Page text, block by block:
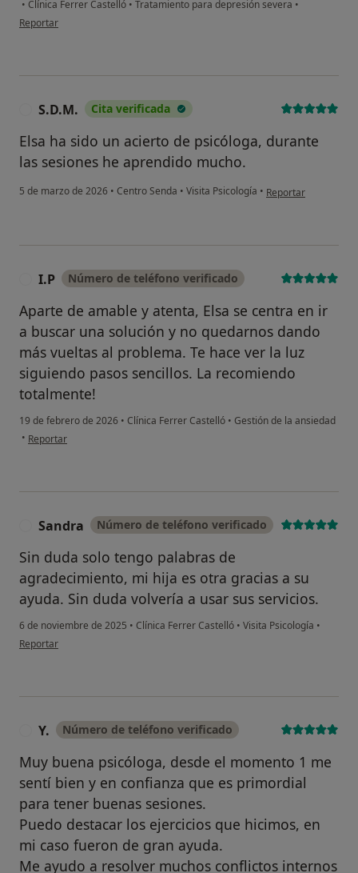
• Clínica Ferrer Castelló • Tratamiento para depresión severa •
en opinión del usuario F.O.
Reportar
S.D.M. Cita verificada
Elsa ha sido un acierto de psicóloga, durante
las sesiones he aprendido mucho.
5 de marzo de 2026 • Centro Senda • Visita Psicología • en opinión del
Reportar
I.P Número de teléfono verificado
Aparte de amable y atenta, Elsa se centra en ir
a buscar una solución y no quedarnos dando
más vueltas al problema. Te hace ver la luz
siguiendo pasos sencillos. La recomiendo
totalmente!
19 de febrero de 2026 • Clínica Ferrer Castelló • Gestión de la ansiedad
• en opinión del usuario I.P
Reportar
Sandra Número de teléfono verificado
Sin duda solo tengo palabras de
agradecimiento, mi hija es otra gracias a su
ayuda. Sin duda volvería a usar sus servicios.
6 de noviembre de 2025 • Clínica Ferrer Castelló • Visita Psicología •
en opinión del usuario Sandra
Reportar
Y. Número de teléfono verificado
Muy buena psicóloga, desde el momento 1 me
sentí bien y en confianza que es primordial
para tener buenas sesiones.
Puedo destacar los ejercicios que hicimos, en
mi caso fueron de gran ayuda.
Me ayudo a resolver muchos conflictos internos